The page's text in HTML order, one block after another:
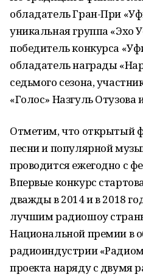
обладатель Гран-При
уникальная группа «Эхо
победитель конкурса
обладатель награды
седьмого сезона,
«Голос» Назгуль Отузова
Отметим, что открытый
песни и популярной
проводится ежегодно с
Впервые конкурс
дважды в 2014 и в 2018
лучшим радиошоу
Национальной премии в
радиоиндустрии
проекта наряду с двумя